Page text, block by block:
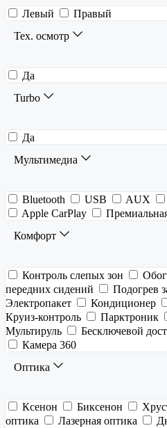
Левый
Правый
Тех. осмотр
Да
Turbo
Да
Мультимедиа
Bluetooth USB AUX
Apple CarPlay
Комфорт
Контроль слепых зон
передних сидений
Подогрев
Электропакет
Кондиционер
Круиз-контроль
Парктроник
Мультируль
Бесключевой
Камера 360
Оптика
Ксенон Биксенон
оптика
Лазерная оптика